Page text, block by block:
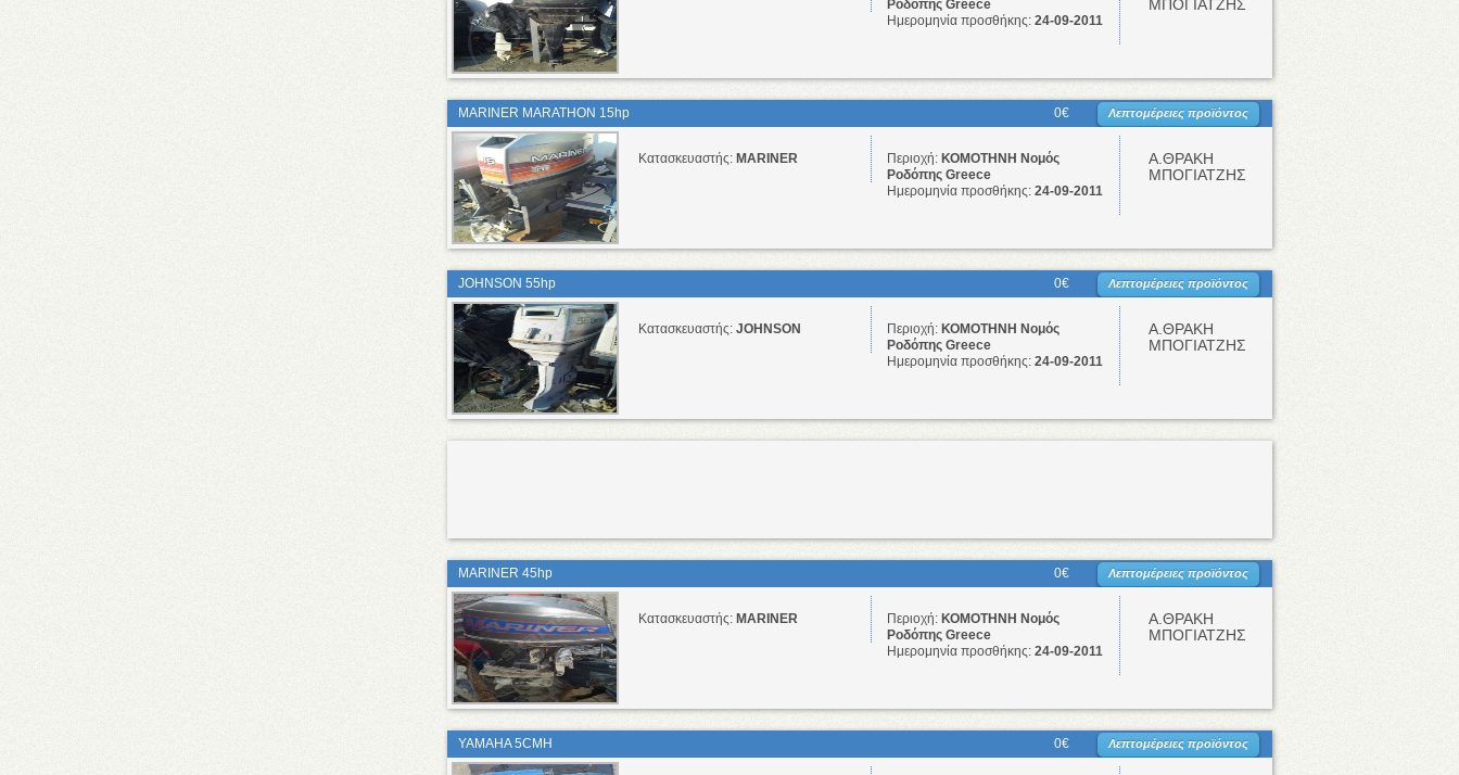
Ροδόπης Greece
Ημερομηνία προσθήκης: 24-09-2011
ΜΠΟΓΙΑΤΖΗΣ
MARINER MARATHON 15hp 0€ Λεπτομέρειες προϊόντος
Κατασκευαστής: MARINER Περιοχή: ΚΟΜΟΤΗΝΗ Νομός
Ροδόπης Greece
Ημερομηνία προσθήκης: 24-09-2011
Α.ΘΡΑΚΗ
ΜΠΟΓΙΑΤΖΗΣ
JOHNSON 55hp 0€ Λεπτομέρειες προϊόντος
Κατασκευαστής: JOHNSON Περιοχή: ΚΟΜΟΤΗΝΗ Νομός
Ροδόπης Greece
Ημερομηνία προσθήκης: 24-09-2011
Α.ΘΡΑΚΗ
ΜΠΟΓΙΑΤΖΗΣ
MARINER 45hp 0€ Λεπτομέρειες προϊόντος
Κατασκευαστής: MARINER Περιοχή: ΚΟΜΟΤΗΝΗ Νομός
Ροδόπης Greece
Ημερομηνία προσθήκης: 24-09-2011
Α.ΘΡΑΚΗ
ΜΠΟΓΙΑΤΖΗΣ
YAMAHA 5CMH 0€ Λεπτομέρειες προϊόντος